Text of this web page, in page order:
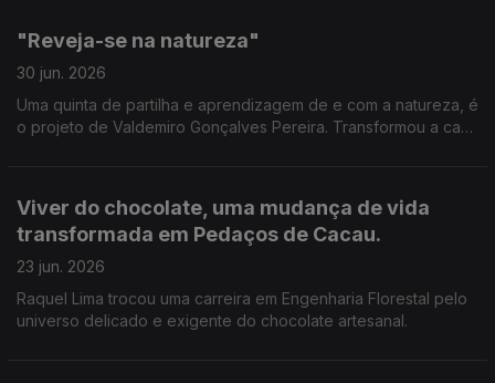
"Reveja-se na natureza"
30 jun. 2026
Uma quinta de partilha e aprendizagem de e com a natureza, é
o projeto de Valdemiro Gonçalves Pereira. Transformou a casa
Viver do chocolate, uma mudança de vida
transformada em Pedaços de Cacau.
23 jun. 2026
Raquel Lima trocou uma carreira em Engenharia Florestal pelo
universo delicado e exigente do chocolate artesanal.